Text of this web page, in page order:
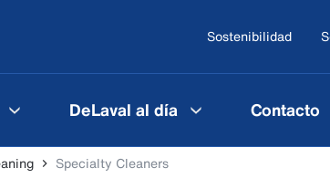
Sostenibilidad
DeLaval al día Contacto
Specialty Cleaners